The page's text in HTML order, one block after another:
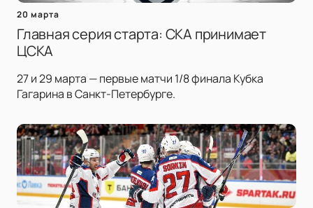
20 марта
Главная серия старта: СКА принимает
ЦСКА
27 и 29 марта — первые матчи 1/8 финала Кубка
Гагарина в Санкт-Петербурге.